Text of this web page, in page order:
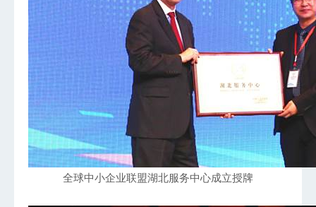
全球中小企业联盟湖北服务中心成立授牌